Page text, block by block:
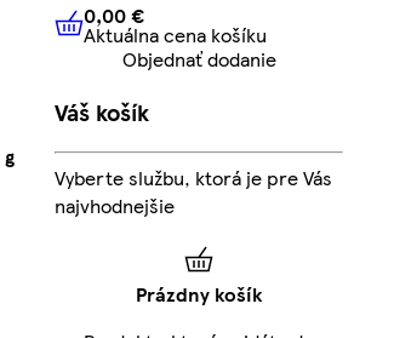
0,00 € Aktuálna cena košíku
0,00 €
Aktuálna cena košíku
Objednať dodanie
Váš košík
Vyberte službu, ktorá je pre Vás
najvhodnejšie
Prázdny košík